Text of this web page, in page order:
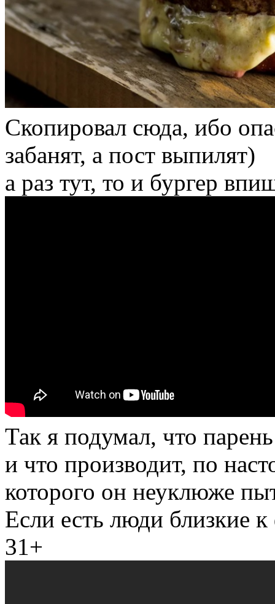
Скопировал сюда, ибо
забанят, а пост выпилят)
а раз тут, то и бургер
Так я подумал, что
и что производит, по
которого он неуклюже
Если есть люди близкие
31+